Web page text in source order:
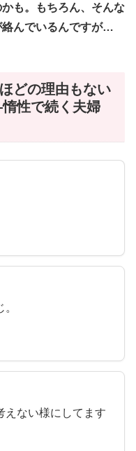
も。もちろん、そんな
絡んでいるんですが…
どの理由もない
性で続く夫婦
えない様にしてます